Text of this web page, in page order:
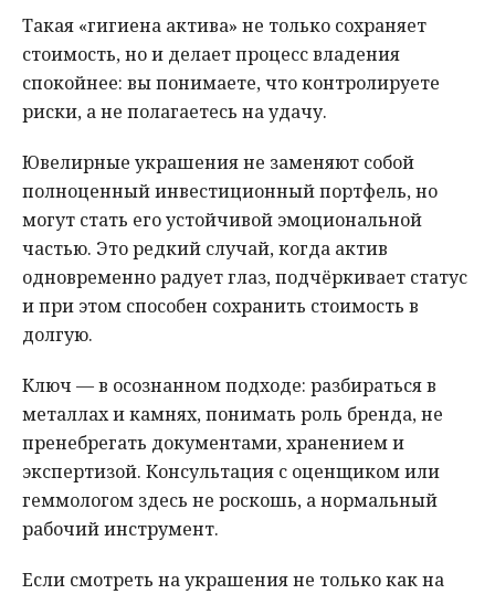
Такая «гигиена актива» не только сохраняет
стоимость, но и делает процесс владения
спокойнее: вы понимаете, что контролируете
риски, а не полагаетесь на удачу.
Ювелирные украшения не заменяют собой
полноценный инвестиционный портфель, но
могут стать его устойчивой эмоциональной
частью. Это редкий случай, когда актив
одновременно радует глаз, подчёркивает статус
и при этом способен сохранить стоимость в
долгую.
Ключ — в осознанном подходе: разбираться в
металлах и камнях, понимать роль бренда, не
пренебрегать документами, хранением и
экспертизой. Консультация с оценщиком или
геммологом здесь не роскошь, а нормальный
рабочий инструмент.
Если смотреть на украшения не только как на